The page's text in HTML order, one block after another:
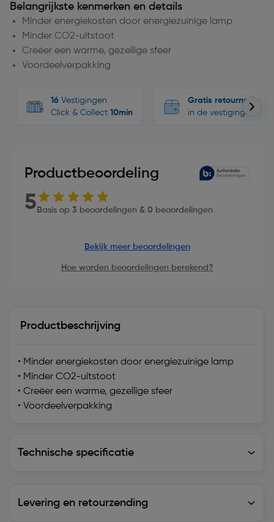
Belangrijkste kenmerken en details
Minder energiekosten door energiezuinige lamp
Minder CO2-uitstoot
Creëer een warme, gezellige sfeer
Voordeelverpakking
16 Vestigingen
Click & Collect 10min
Gratis retourneren
in de vestigingen
Productbeoordeling
5 Basis op 3 beoordelingen & 0 beoordelingen
Bekijk meer beoordelingen
Hoe worden beoordelingen berekend?
Productbeschrijving
• Minder energiekosten door energiezuinige lamp
• Minder CO2-uitstoot
• Creëer een warme, gezellige sfeer
• Voordeelverpakking
Technische specificatie
Levering en retourzending